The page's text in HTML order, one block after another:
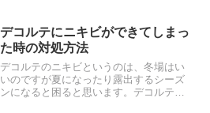
人もいます。耳にできるという人はそれ
ほど多くはないので少し珍...
デコルテにニキビができてしまっ
た時の対処方法
デコルテのニキビというのは、冬場はい
いのですが夏になったり露出するシーズ
ンになると困ると思います。デコルテと